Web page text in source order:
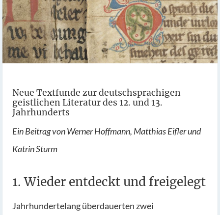
Neue Textfunde zur deutschsprachigen
geistlichen Literatur des 12. und 13.
Jahrhunderts
Ein Beitrag von Werner Hoffmann, Matthias Eifler und
Katrin Sturm
1. Wieder entdeckt und freigelegt
Jahrhundertelang überdauerten zwei